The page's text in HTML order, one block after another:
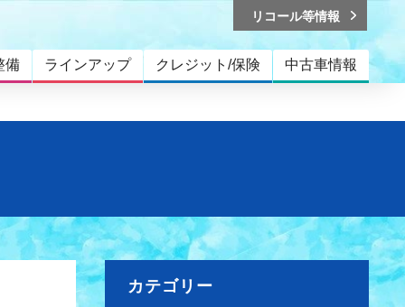
備 ラインアップ クレジット/保険 中古車情報
リコール等情報
カテゴリー